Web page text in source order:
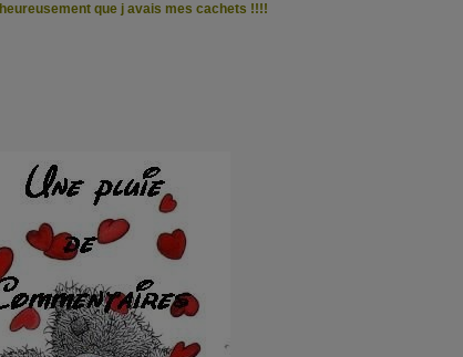
heureusement que j avais mes cachets !!!!